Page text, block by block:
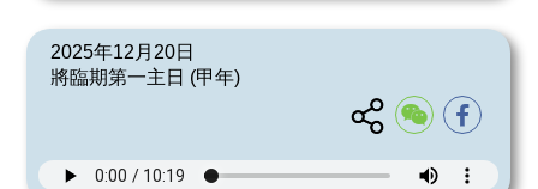
2025年12月20日
將臨期第一主日 (甲年)